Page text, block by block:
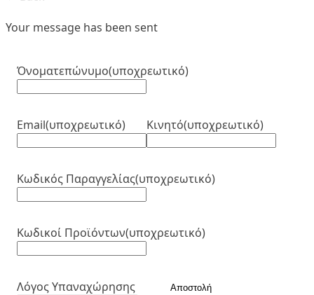
Your message has been sent
Όνοματεπώνυμο(υποχρεωτικό)
Email(υποχρεωτικό) Κινητό(υποχρεωτικό)
Κωδικός Παραγγελίας(υποχρεωτικό)
Κωδικοί Προϊόντων(υποχρεωτικό)
Λόγος Υπαναχώρησης Αποστολή